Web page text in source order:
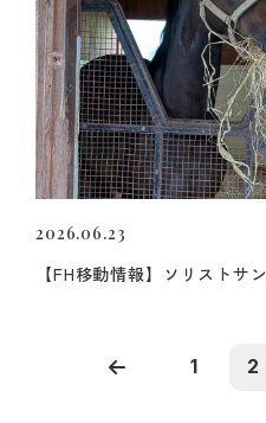
2026.06.23
【FH移動情報】ソリストサ
1 2